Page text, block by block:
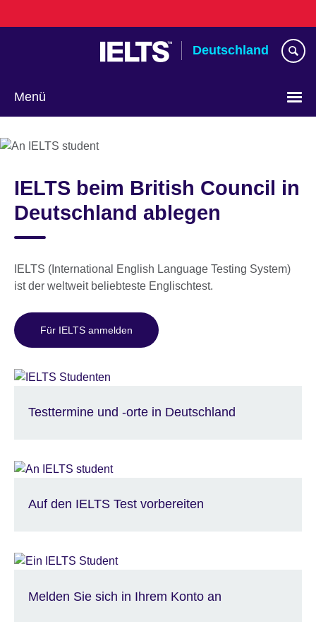
to
Deutschland
Menü
auswählen
IELTS beim British Council in
Deutschland ablegen
IELTS (International English Language Testing System)
ist der weltweit beliebteste Englischtest.
Für IELTS anmelden
Testtermine und -orte in Deutschland
Auf den IELTS Test vorbereiten
Melden Sie sich in Ihrem Konto an